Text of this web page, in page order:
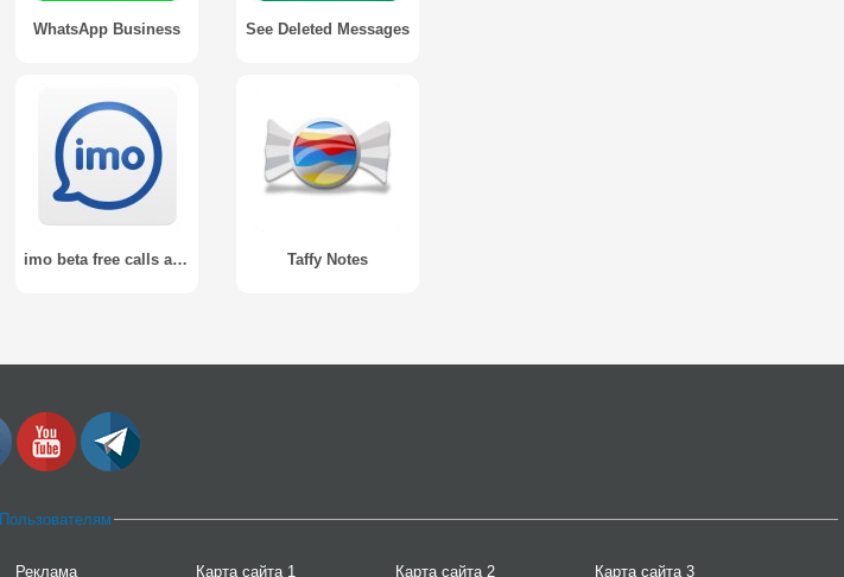
WhatsApp Business See Deleted Messages
imo beta free calls and text Taffy Notes
Пользователям
Реклама Карта сайта 1 Карта сайта 2 Карта сайта 3